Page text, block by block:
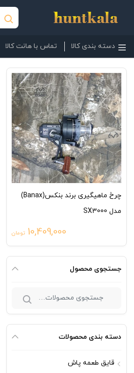
دسته بندی کالا تماس با هانت کالا
چرخ ماهیگیری برند بنکس(Banax)
مدل SX3000
10,409,000 تومان
جستجوی محصول
دسته بندی محصولات
قایق طعمه پاش